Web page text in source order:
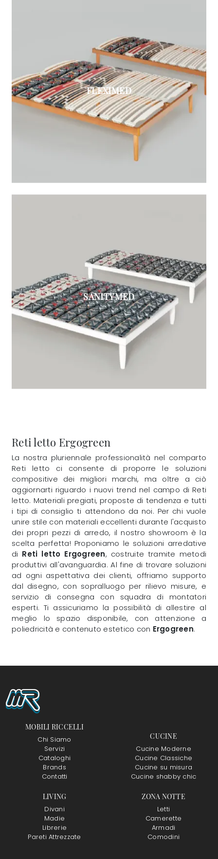
FLEXIMED
SANITYMED
Reti letto Ergogreen
La nostra pluriennale professionalità nel comparto
Reti letto ci consente di proporre le soluzioni
compositive dei migliori marchi, ma oltre a ciò
aggiornarti riguardo i nuovi trend nel campo di Reti
letto. Materiali pregiati, proposte di tendenza e tutti
i tipi di consiglio ti attendono da noi. Per chi vuole
unire stile con materiali eccellenti durante l'acquisto
dei propri pezzi di arredo, il nostro showroom è la
scelta perfetta! Proponiamo le soluzioni arredative
di Reti letto Ergogreen, costruite tramite metodi
produttivi all'avanguardia. Al fine di trovare soluzioni
ad ogni aspettativa dei clienti, offriamo supporto
dal disegno, con sopralluogo per rilievo misure, e
servizio di consegna con squadra di montatori
esperti. Ti assicuriamo la possibilità di allestire al
meglio lo spazio disponibile, con attenzione a
poliedricità e contenuto estetico con Ergogreen.
MOBILI RICCELLI
Chi Siamo
Servizi
Cataloghi
Brands
Contatti
CUCINE
Cucine Moderne
Cucine Classiche
Cucine su misura
Cucine shabby chic
LIVING
Divani
Madie
Librerie
Pareti Attrezzate
ZONA NOTTE
Letti
Camerette
Armadi
Comodini